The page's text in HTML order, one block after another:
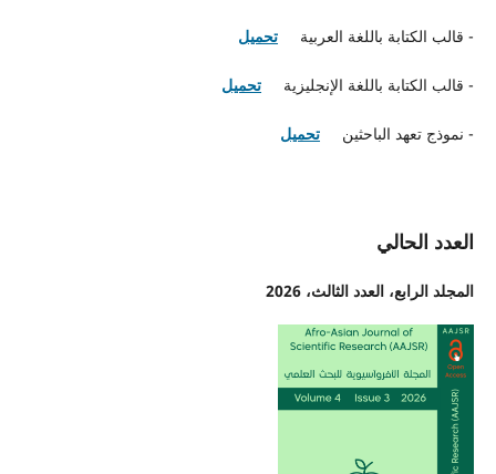
- قالب الكتابة باللغة العربية تحميل
- قالب الكتابة باللغة الإنجليزية تحميل
- نموذج تعهد الباحثين تحميل
العدد الحالي
المجلد الرابع، العدد الثالث، 2026